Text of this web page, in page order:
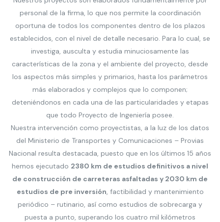
personal de la firma, lo que nos permite la coordinación
oportuna de todos los componentes dentro de los plazos
establecidos, con el nivel de detalle necesario. Para lo cual, se
investiga, ausculta y estudia minuciosamente las
características de la zona y el ambiente del proyecto, desde
los aspectos más simples y primarios, hasta los parámetros
más elaborados y complejos que lo componen;
deteniéndonos en cada una de las particularidades y etapas
que todo Proyecto de Ingeniería posee.
Nuestra intervención como proyectistas, a la luz de los datos
del Ministerio de Transportes y Comunicaciones – Provias
Nacional resulta destacada, puesto que en los últimos 15 años
hemos ejecutado 2380 km de estudios definitivos a nivel
de construcción de carreteras asfaltadas y 2030 km de
estudios de pre inversión, factibilidad y mantenimiento
periódico – rutinario, así como estudios de sobrecarga y
puesta a punto, superando los cuatro mil kilómetros